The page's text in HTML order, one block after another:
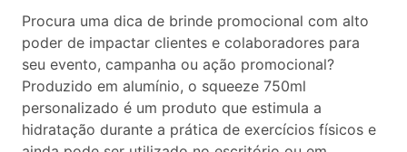
Procura uma dica de brinde promocional com alto
poder de impactar clientes e colaboradores para
seu evento, campanha ou ação promocional?
Produzido em alumínio, o squeeze 750ml
personalizado é um produto que estimula a
hidratação durante a prática de exercícios físicos e